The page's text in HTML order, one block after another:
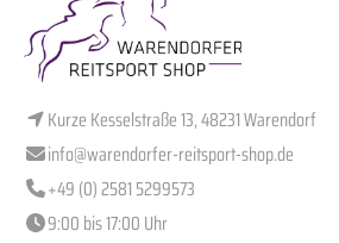
Kurze Kesselstraße 13, 48231 Warendorf
info@warendorfer-reitsport-shop.de
+49 (0) 2581 5299573
9:00 bis 17:00 Uhr